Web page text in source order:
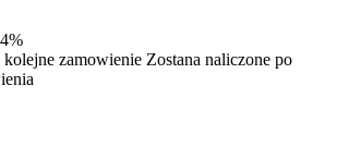
zamowienie Zostana naliczone po